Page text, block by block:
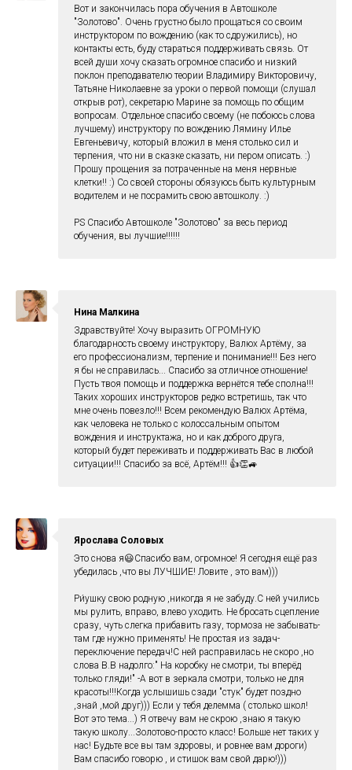
Вот и закончилась пора обучения в Автошколе
"Золотово". Очень грустно было прощаться со своим
инструктором по вождению (как то сдружились), но
контакты есть, буду стараться поддерживать связь. От
всей души хочу сказать огромное спасибо и низкий
поклон преподавателю теории Владимиру Викторовичу,
Татьяне Николаевне за уроки о первой помощи (слушал
открыв рот), секретарю Марине за помощь по общим
вопросам. Отдельное спасибо своему (не побоюсь слова
лучшему) инструктору по вождению Лямину Илье
Евгеньевичу, который вложил в меня столько сил и
терпения, что ни в сказке сказать, ни пером описать. :)
Прошу прощения за потраченные на меня нервные
клетки!! :) Со своей стороны обязуюсь быть культурным
водителем и не посрамить свою автошколу. :)
PS Спасибо Автошколе "Золотово" за весь период
обучения, вы лучшие!!!!!!
Нина Малкина
Здравствуйте! Хочу выразить ОГРОМНУЮ
благодарность своему инструктору, Валюх Артёму, за
его профессионализм, терпение и понимание!!! Без него
я бы не справилась... Спасибо за отличное отношение!
Пусть твоя помощь и поддержка вернётся тебе сполна!!!
Таких хороших инструкторов редко встретишь, так что
мне очень повезло!!! Всем рекомендую Валюх Артёма,
как человека не только с колоссальным опытом
вождения и инструктажа, но и как доброго друга,
который будет переживать и поддерживать Вас в любой
ситуации!!! Спасибо за всё, Артём!!! 👍👏🚙
Ярослава Соловых
Это снова я😃Спасибо вам, огромное! Я сегодня ещё раз
убедилась ,что вы ЛУЧШИЕ! Ловите , это вам)))
Ри́ушку свою родную ,никогда я не забуду.С ней учились
мы рулить, вправо, влево уходить. Не бросать сцепление
сразу, чуть слегка прибавить газу, тормоза не забывать-
там где нужно применять! Не простая из задач-
переключение передач!С ней расправилась не скоро ,но
слова В.В надолго:" На коробку не смотри, ты вперёд
только гляди!" -А вот в зеркала смотри, только не для
красоты!!!Когда услышишь сзади "стук" будет поздно
,знай ,мой друг))) Если у тебя делемма ( столько школ!
Вот это тема...) Я отвечу вам не скрою ,знаю я такую
такую школу...Золотово-просто класс! Больше нет таких у
нас! Будьте все вы там здоровы, и ровнее вам дороги)
Вам спасибо говорю , и стишок вам свой дарю!)))